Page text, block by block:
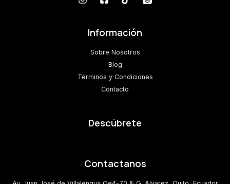
Información
Sobre Nosotros
Blog
Términos y Condiciones
Contacto
Descúbrete
Contactanos